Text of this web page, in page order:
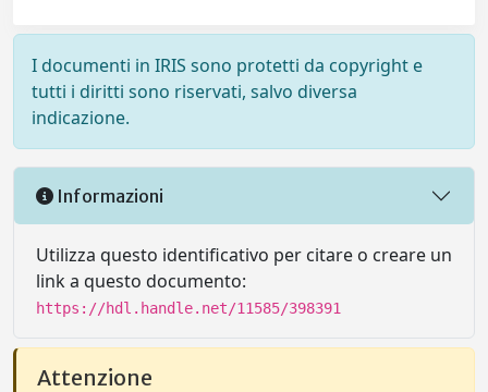
I documenti in IRIS sono protetti da copyright e
tutti i diritti sono riservati, salvo diversa
indicazione.
Informazioni
Utilizza questo identificativo per citare o creare un
link a questo documento:
https://hdl.handle.net/11585/398391
Attenzione